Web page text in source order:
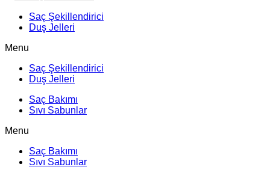
Saç Şekillendirici
Duş Jelleri
Menu
Saç Şekillendirici
Duş Jelleri
Saç Bakımı
Sıvı Sabunlar
Menu
Saç Bakımı
Sıvı Sabunlar